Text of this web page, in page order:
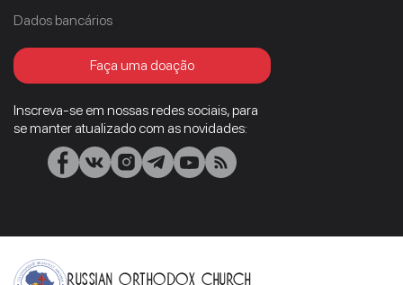
Dados bancários
Faça uma doação
Inscreva-se em nossas redes sociais, para
se manter atualizado com as novidades:
Russian Orthodox Church